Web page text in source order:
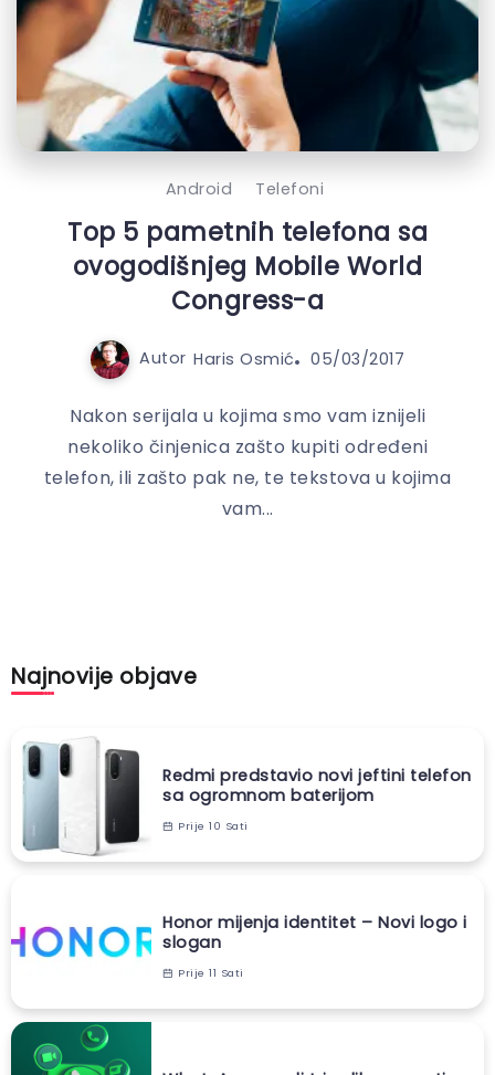
Android Telefoni
Top 5 pametnih telefona sa
ovogodišnjeg Mobile World
Congress-a
Autor Haris Osmić 05/03/2017
Nakon serijala u kojima smo vam iznijeli
nekoliko činjenica zašto kupiti određeni
telefon, ili zašto pak ne, te tekstova u kojima
vam...
Najnovije objave
Redmi predstavio novi jeftini telefon
sa ogromnom baterijom
Prije 10 Sati
Honor mijenja identitet – Novi logo i
slogan
Prije 11 Sati